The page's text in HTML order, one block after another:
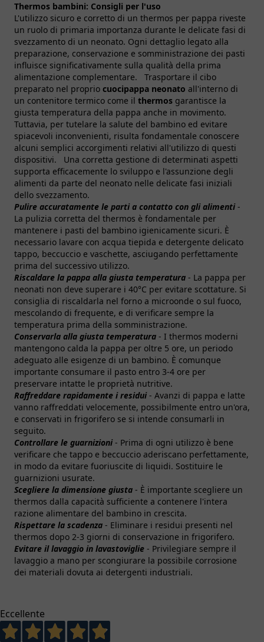
Thermos bambini: Consigli per l'uso
L'utilizzo sicuro e corretto di un thermos per pappa riveste
un ruolo di primaria importanza durante le delicate fasi di
svezzamento di un neonato. Ogni dettaglio legato alla
preparazione, conservazione e somministrazione dei pasti
influisce significativamente sulla qualità della prima
alimentazione complementare. Trasportare il cibo
preparato nel proprio cuocipappa neonato all'interno di
un contenitore termico come il thermos garantisce la
giusta temperatura della pappa anche in movimento.
Tuttavia, per tutelare la salute del bambino ed evitare
spiacevoli inconvenienti, risulta fondamentale conoscere
alcuni semplici accorgimenti relativi all'utilizzo di questi
dispositivi. Una corretta gestione di determinati aspetti
supporta efficacemente lo sviluppo e l'assunzione degli
alimenti da parte del neonato nelle delicate fasi iniziali
dello svezzamento.
Pulire accuratamente le parti a contatto con gli alimenti-
La pulizia corretta del thermos è fondamentale per
mantenere i pasti del bambino igienicamente sicuri. È
necessario lavare con acqua tiepida e detergente delicato
tappo, beccuccio e vaschette, asciugando perfettamente
prima del successivo utilizzo.
Riscaldare la pappa alla giusta temperatura - La pappa per
neonati non deve superare i 40°C per evitare scottature. Si
consiglia di riscaldarla nel forno a microonde o sul fuoco,
mescolando di frequente, e di verificare sempre la
temperatura prima della somministrazione.
Conservarla alla giusta temperatura - I thermos moderni
mantengono calda la pappa per oltre 5 ore, un periodo
adeguato alle esigenze di un bambino. È comunque
importante consumare il pasto entro 3-4 ore per
preservare intatte le proprietà nutritive.
Raffreddare rapidamente i residui- Avanzi di pappa e latte
vanno raffreddati velocemente, possibilmente entro un'ora,
e conservati in frigorifero se si intende consumarli in
seguito.
Controllare le guarnizioni- Prima di ogni utilizzo è bene
verificare che tappo e beccuccio aderiscano perfettamente,
in modo da evitare fuoriuscite di liquidi. Sostituire le
guarnizioni usurate.
Scegliere la dimensione giusta - È importante scegliere un
thermos dalla capacità sufficiente a contenere l'intera
razione alimentare del bambino in crescita.
Rispettare la scadenza - Eliminare i residui presenti nel
thermos dopo 2-3 giorni di conservazione in frigorifero.
Evitare il lavaggio in lavastoviglie - Privilegiare sempre il
lavaggio a mano per scongiurare la possibile corrosione
dei materiali dovuta ai detergenti industriali.
Eccellente